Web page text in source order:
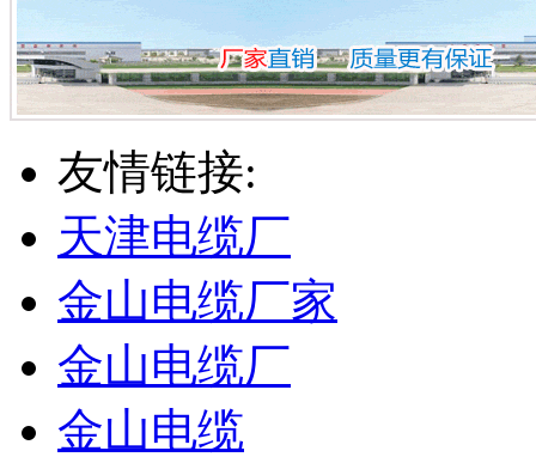
友情链接:
天津电缆厂
金山电缆厂家
金山电缆厂
金山电缆